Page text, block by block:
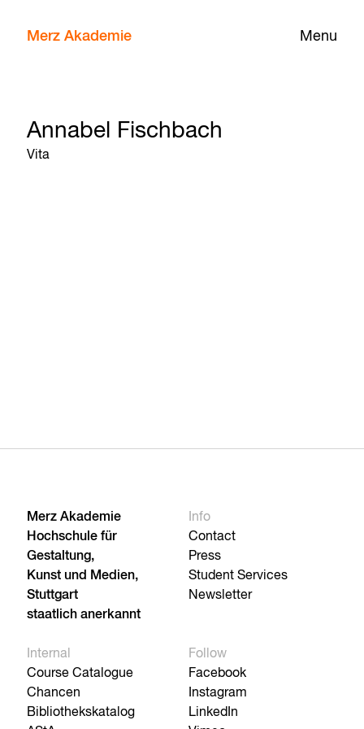
Menu
Merz Akademie
Annabel Fischbach
Vita
Merz Akademie
Hochschule für
Gestaltung,
Kunst und Medien,
Stuttgart
staatlich anerkannt
Info
Contact
Press
Student Services
Newsletter
Internal
Course Catalogue
Chancen
Bibliothekskatalog
Follow
Facebook
Instagram
LinkedIn